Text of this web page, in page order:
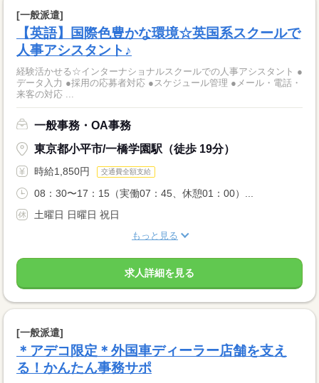
[一般派遣]
【英語】国際色豊かな環境☆英国系スクールで
人事アシスタント♪
経験活かせる☆インターナショナルスクールでの人事アシスタント ●
データ入力 ●採用の応募者対応 ●スケジュール管理 ●メール・電話・
来客の対応 ...
一般事務・OA事務
東京都小平市/一橋学園駅（徒歩 19分）
時給1,850円 交通費全額支給
08：30〜17：15（実働07：45、休憩01：00）...
土曜日 日曜日 祝日
もっと見る
求人詳細を見る
[一般派遣]
＊アデコ限定＊外国車ディーラー店舗を支え
る！かんたん事務サポ